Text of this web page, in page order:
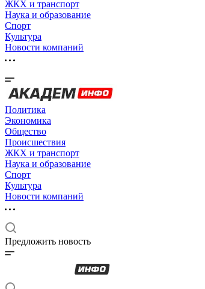
ЖКХ и транспорт
Наука и образование
Спорт
Культура
Новости компаний
Политика
Экономика
Общество
Происшествия
ЖКХ и транспорт
Наука и образование
Спорт
Культура
Новости компаний
Предложить новость